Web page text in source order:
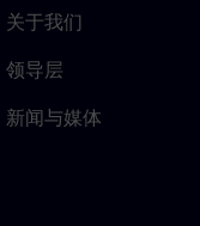
关于我们
领导层
新闻与媒体